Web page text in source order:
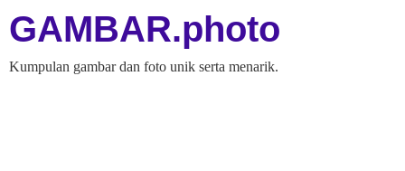
GAMBAR.photo
Kumpulan gambar dan foto unik serta menarik.